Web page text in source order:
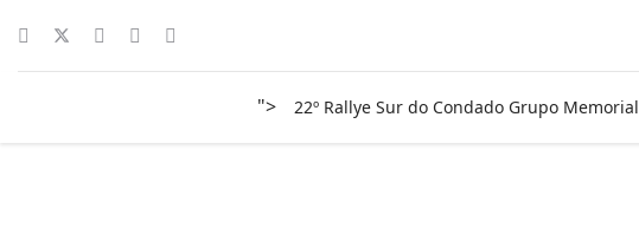
"> 22º Rallye Sur do Condado Grupo Memorial